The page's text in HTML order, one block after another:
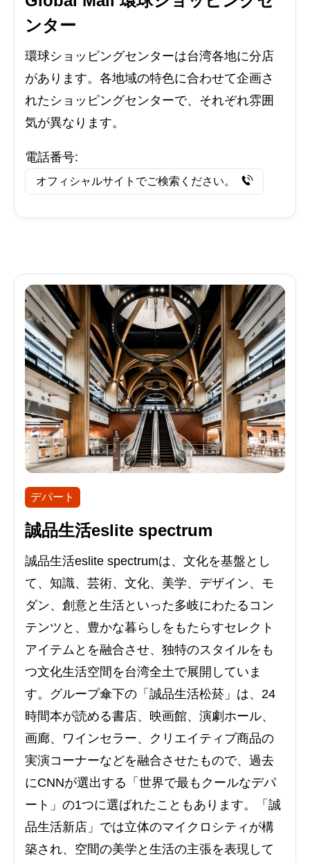
ンター
環球ショッピングセンターは台湾各地に分店
があります。各地域の特色に合わせて企画さ
れたショッピングセンターで、それぞれ雰囲
気が異なります。
電話番号:
オフィシャルサイトでご検索ください。
デパート
誠品生活eslite spectrum
誠品生活eslite spectrumは、文化を基盤とし
て、知識、芸術、文化、美学、デザイン、モ
ダン、創意と生活といった多岐にわたるコン
テンツと、豊かな暮らしをもたらすセレクト
アイテムとを融合させ、独特のスタイルをも
つ文化生活空間を台湾全土で展開していま
す。グループ傘下の「誠品生活松菸」は、24
時間本が読める書店、映画館、演劇ホール、
画廊、ワインセラー、クリエイティブ商品の
実演コーナーなどを融合させたもので、過去
にCNNが選出する「世界で最もクールなデパ
ート」の1つに選ばれたこともあります。「誠
品生活新店」では立体のマイクロシティが構
築され、空間の美学と生活の主張を表現して